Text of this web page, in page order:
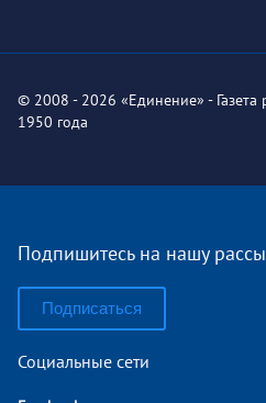
© 2008 - 2026 «Единение» -
1950 года
Подпишитесь на нашу
Подписаться
Социальные сети